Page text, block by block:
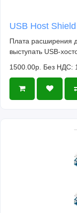
USB Host Shield
Плата расширения
выступать USB-
1500.00р. Без НДС: